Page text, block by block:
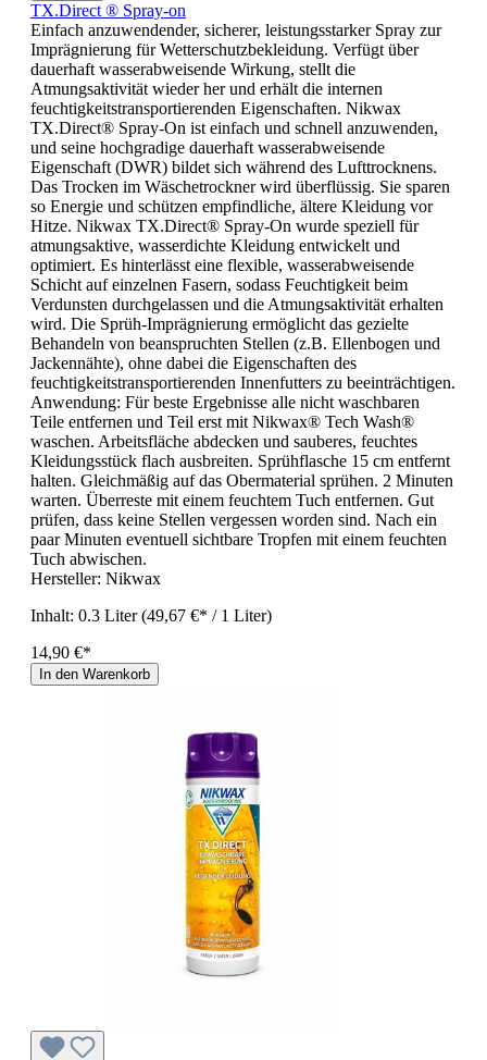
TX.Direct ® Spray-on
Einfach anzuwendender, sicherer, leistungsstarker Spray zur
Imprägnierung für Wetterschutzbekleidung. Verfügt über
dauerhaft wasserabweisende Wirkung, stellt die
Atmungsaktivität wieder her und erhält die internen
feuchtigkeitstransportierenden Eigenschaften. Nikwax
TX.Direct® Spray-On ist einfach und schnell anzuwenden,
und seine hochgradige dauerhaft wasserabweisende
Eigenschaft (DWR) bildet sich während des Lufttrocknens.
Das Trocken im Wäschetrockner wird überflüssig. Sie sparen
so Energie und schützen empfindliche, ältere Kleidung vor
Hitze. Nikwax TX.Direct® Spray-On wurde speziell für
atmungsaktive, wasserdichte Kleidung entwickelt und
optimiert. Es hinterlässt eine flexible, wasserabweisende
Schicht auf einzelnen Fasern, sodass Feuchtigkeit beim
Verdunsten durchgelassen und die Atmungsaktivität erhalten
wird. Die Sprüh-Imprägnierung ermöglicht das gezielte
Behandeln von beanspruchten Stellen (z.B. Ellenbogen und
Jackennähte), ohne dabei die Eigenschaften des
feuchtigkeitstransportierenden Innenfutters zu beeinträchtigen.
Anwendung: Für beste Ergebnisse alle nicht waschbaren
Teile entfernen und Teil erst mit Nikwax® Tech Wash®
waschen. Arbeitsfläche abdecken und sauberes, feuchtes
Kleidungsstück flach ausbreiten. Sprühflasche 15 cm entfernt
halten. Gleichmäßig auf das Obermaterial sprühen. 2 Minuten
warten. Überreste mit einem feuchtem Tuch entfernen. Gut
prüfen, dass keine Stellen vergessen worden sind. Nach ein
paar Minuten eventuell sichtbare Tropfen mit einem feuchten
Tuch abwischen.
Hersteller: Nikwax
Inhalt: 0.3 Liter(49,67 €* / 1 Liter)
14,90 €*
In den Warenkorb